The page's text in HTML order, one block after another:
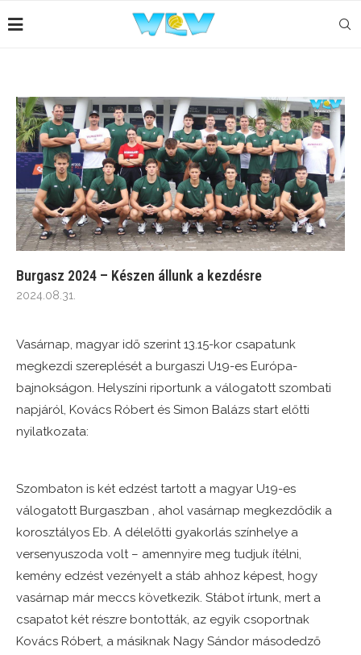
Burgasz 2024 – Készen állunk a kezdésre
2024.08.31.
Vasárnap, magyar idő szerint 13.15-kor csapatunk
megkezdi szereplését a burgaszi U19-es Európa-
bajnokságon. Helyszíni riportunk a válogatott szombati
napjáról, Kovács Róbert és Simon Balázs start előtti
nyilatkozata:
Szombaton is két edzést tartott a magyar U19-es
válogatott Burgaszban , ahol vasárnap megkezdődik a
korosztályos Eb. A délelőtti gyakorlás színhelye a
versenyuszoda volt – amennyire meg tudjuk ítélni,
kemény edzést vezényelt a stáb ahhoz képest, hogy
vasárnap már meccs következik. Stábot írtunk, mert a
csapatot két részre bontották, az egyik csoportnak
Kovács Róbert, a másiknak Nagy Sándor másodedző